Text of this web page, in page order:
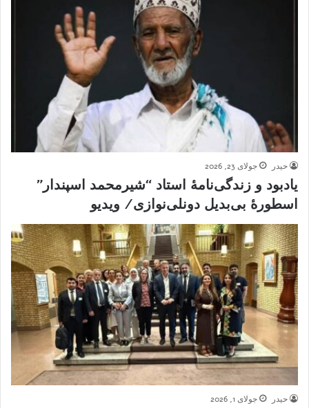
حیدر جولای 23, 2026
یادبود و زندگی‌نامهٔ استاد “شیرمحمد اسپندار”
اسطورهٔ بی‌بدیل دونلی‌نوازی/ ویدیو
حیدر جولای 1, 2026